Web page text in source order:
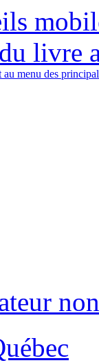
livre
menu des